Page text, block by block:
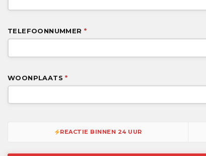
TELEFOONNUMMER *
WOONPLAATS*
REACTIE BINNEN 24 UUR